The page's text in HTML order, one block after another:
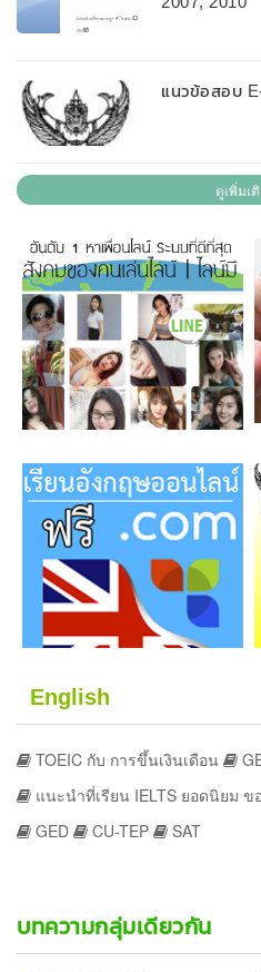
แนวข้อสอบ
ดูเพิ่มเ
English
TOEIC กับ การขึ้นเงินเดือน
แนะนำที่เรียน IELTS ยอดนิยม ข
GED
CU-TEP SAT
บทความกลุ่มเดียวกัน